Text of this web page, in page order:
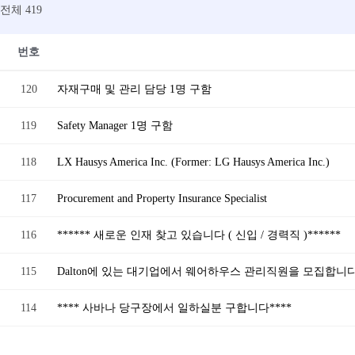
전체 419
번호
120 자재구매 및 관리 담당 1명 구함
119 Safety Manager 1명 구함
118 LX Hausys America Inc. (Former: LG Hausys America Inc.)
117 Procurement and Property Insurance Specialist
116 ****** 새로운 인재 찾고 있습니다 ( 신입 / 경력직 )******
115 Dalton에 있는 대기업에서 웨어하우스 관리직원을 모집합니
114 **** 사바나 당구장에서 일하실분 구합니다****